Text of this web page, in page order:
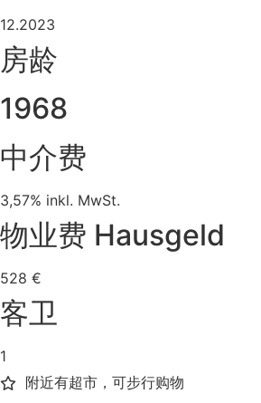
12.2023
房龄
1968
中介费
3,57% inkl. MwSt.
物业费 Hausgeld
528 €
客卫
1
附近有超市，可步行购物